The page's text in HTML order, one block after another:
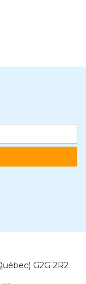
G2G 2R2